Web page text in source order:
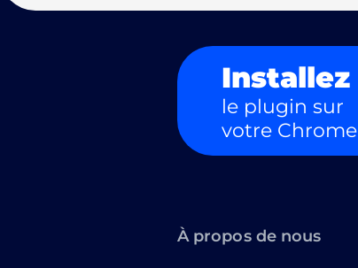
Installez
le plugin sur
votre Chrome
À propos de nous